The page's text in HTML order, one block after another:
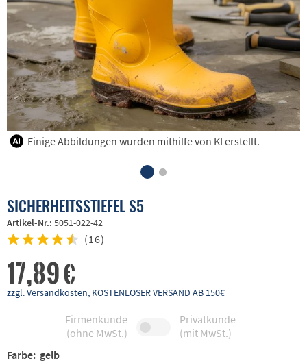
Einige Abbildungen wurden mithilfe von KI erstellt.
SICHERHEITSSTIEFEL S5
Artikel-Nr.: 5051-022-42
(16)
17,89 €
zzgl. Versandkosten, KOSTENLOSER VERSAND AB 150€
Firmenkunde
(ohne MwSt.)
Privatkunde
(mit MwSt.)
Farbe: gelb